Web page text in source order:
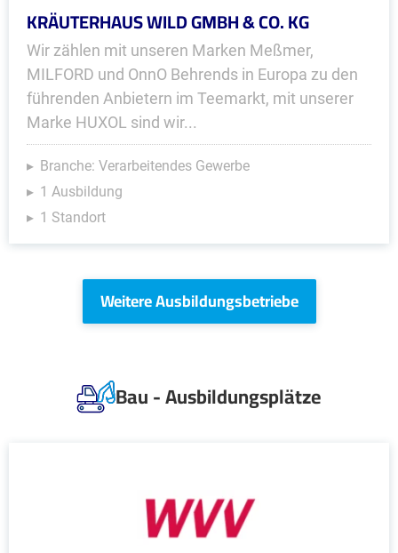
KRÄUTERHAUS WILD GMBH & CO. KG
Wir zählen mit unseren Marken Meßmer,
MILFORD und OnnO Behrends in Europa zu den
führenden Anbietern im Teemarkt, mit unserer
Marke HUXOL sind wir...
Branche: Verarbeitendes Gewerbe
1 Ausbildung
1 Standort
Weitere Ausbildungsbetriebe
Bau - Ausbildungsplätze